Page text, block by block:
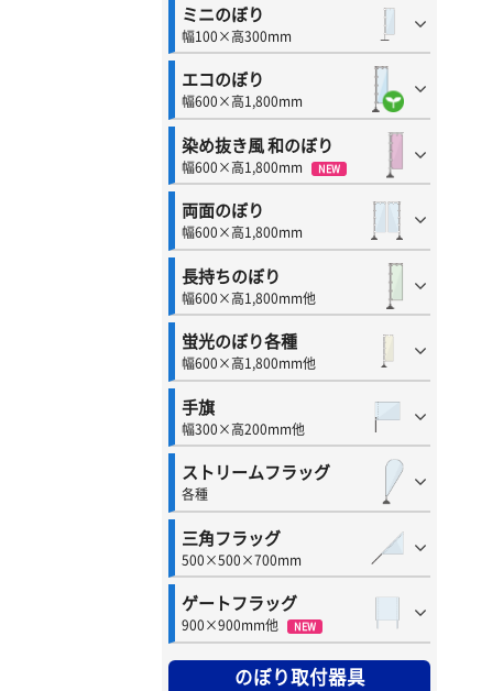
ミニのぼり
幅100×高300mm
エコのぼり
幅600×高1,800mm
染め抜き風 和のぼり
幅600×高1,800mm NEW
両面のぼり
幅600×高1,800mm
長持ちのぼり
幅600×高1,800mm他
蛍光のぼり各種
幅600×高1,800mm他
手旗
幅300×高200mm他
ストリームフラッグ
各種
三角フラッグ
500×500×700mm
ゲートフラッグ
900×900mm他 NEW
のぼり取付器具